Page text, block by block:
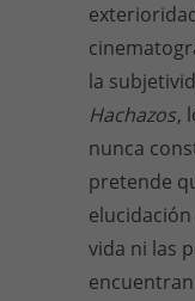
la
Hachazos,
nunca
pretende
vida ni las